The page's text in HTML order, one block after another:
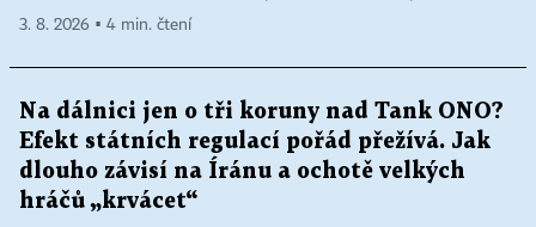
3. 8. 2026 ▪ 4 min. čtení
Na dálnici jen o tři koruny nad Tank ONO?
Efekt státních regulací pořád přežívá. Jak
dlouho závisí na Íránu a ochotě velkých
hráčů „krvácet“